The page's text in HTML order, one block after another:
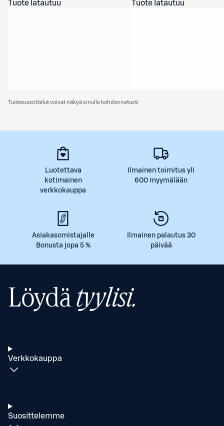
Tuote latautuu
Tuote latautuu
Tuotesuosittelut voivat näkyä sinulle kohdennetusti
Luotettava
kotimainen
verkkokauppa
Ilmainen toimitus yli
600 myymälään
Asiakasomistajalle
Bonusta jopa 5 %
Ilmainen palautus 30
päivää
Löydätyylisi.
Verkkokauppa
Suosittelemme